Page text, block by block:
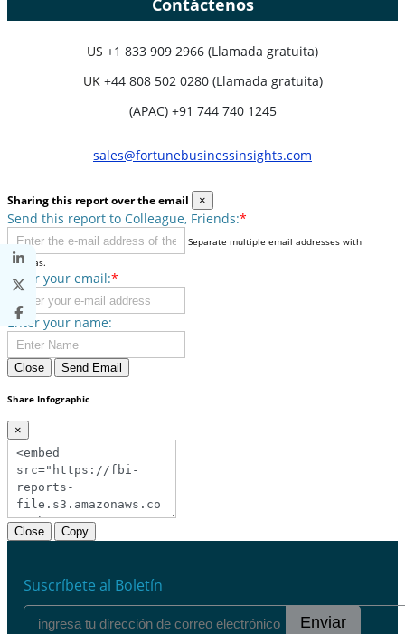
Contáctenos
US +1 833 909 2966 (Llamada gratuita)
UK +44 808 502 0280 (Llamada gratuita)
(APAC) +91 744 740 1245
sales@fortunebusinessinsights.com
Sharing this report over the email ×
Send this report to Colleague, Friends:*
Separate multiple email addresses with
commas.
Enter your email:*
Enter your name:
Close Send Email
Share Infographic
×
Close Copy
Suscríbete al Boletín
Enviar